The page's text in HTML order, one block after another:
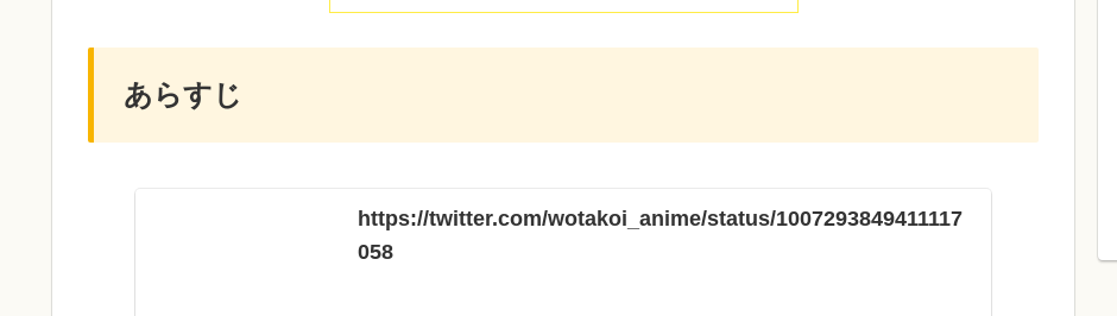
あらすじ
https://twitter.com/wotakoi_anime/status/1007293849411117
058